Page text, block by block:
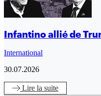
Infantino allié de
International
30.07.2026
Lire la suite